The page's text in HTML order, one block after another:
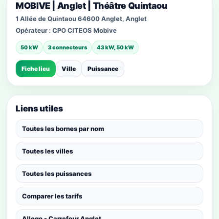
MOBIVE | Anglet | Théâtre Quintaou
1 Allée de Quintaou 64600 Anglet, Anglet
Opérateur : CPO CITEOS Mobive
50 kW 3 connecteurs 43 kW, 50 kW
Fiche lieu Ville Puissance
Liens utiles
Toutes les bornes par nom
Toutes les villes
Toutes les puissances
Comparer les tarifs